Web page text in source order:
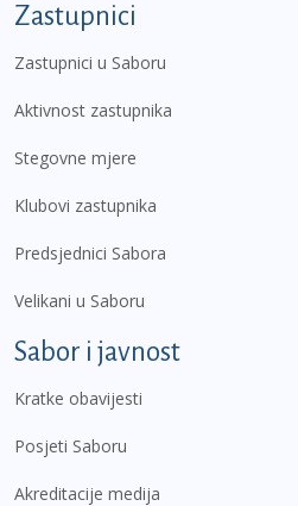
Zastupnici
Zastupnici u Saboru
Aktivnost zastupnika
Stegovne mjere
Klubovi zastupnika
Predsjednici Sabora
Velikani u Saboru
Sabor i javnost
Kratke obavijesti
Posjeti Saboru
Akreditacije medija